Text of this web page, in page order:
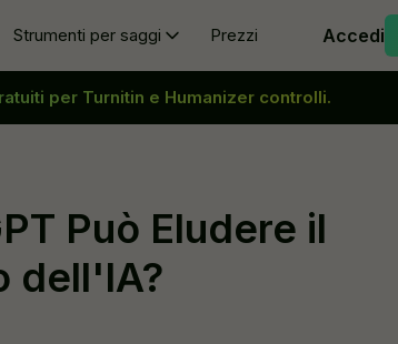
Umanizzare il saggio
Riscrittore di frasi
per Saggi
Ricerche
Verifica Saggio
Strumento di Parafrasi
citazioni Al
Strumenti per saggi Prezzi Accedi
per Turnitin e Humanizer controlli.
Può Eludere il
dell'IA?